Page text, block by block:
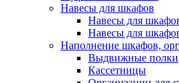
Навесы для шкафов
Навесы для
Навесы для
Наполнение шкафов,
Выдвижные полки
Кассетницы